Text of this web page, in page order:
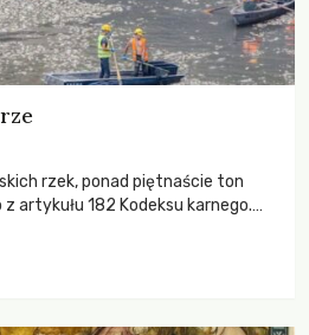
rzek, ponad piętnaście ton
artykułu 182 Kodeksu karnego.
biologicznej śmierci rzeki.